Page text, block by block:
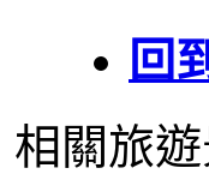
回
相關旅